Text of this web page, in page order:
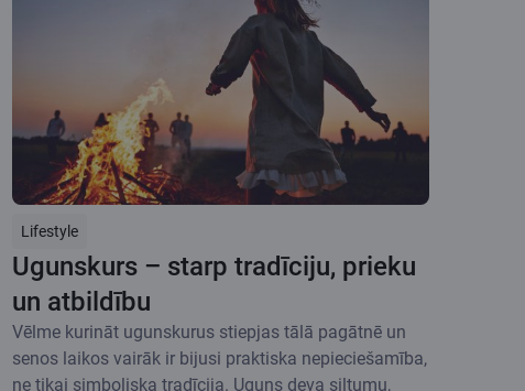
Lifestyle
Ugunskurs – starp tradīciju, prieku
un atbildību
Vēlme kurināt ugunskurus stiepjas tālā pagātnē un
senos laikos vairāk ir bijusi praktiska nepieciešamība,
ne tikai simboliska tradīcija. Uguns deva siltumu,